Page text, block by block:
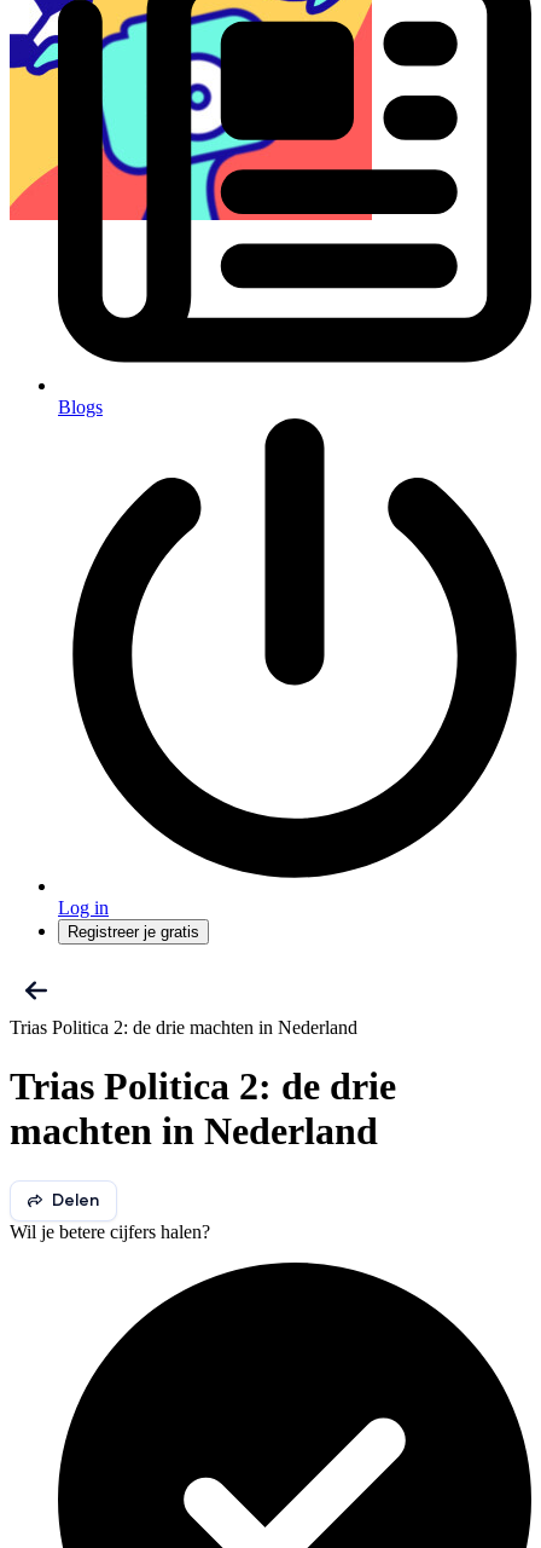
Blogs
Log in
Registreer je gratis
Trias Politica 2: de drie machten in Nederland
Trias Politica 2: de drie
machten in Nederland
Delen
Wil je betere cijfers halen?